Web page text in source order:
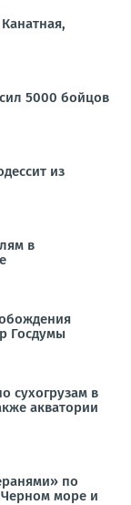
5000 бойцов
из
в
Госдумы
сухогрузам в
акватории
по
море и